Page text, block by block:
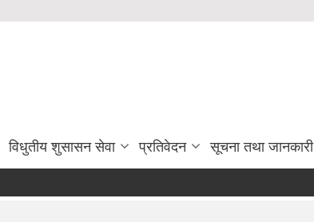
विधुतीय शुसासन सेवा प्रतिवेदन सूचना तथा जानकारी